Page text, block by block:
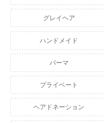
グレイヘア
ハンドメイド
パーマ
プライベート
ヘアドネーション